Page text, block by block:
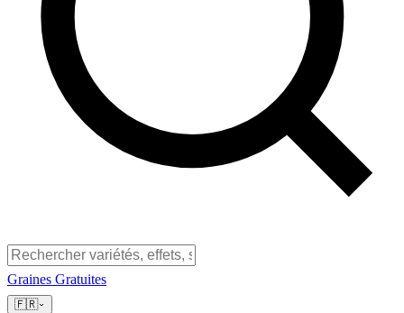
Graines Gratuites
🇫🇷